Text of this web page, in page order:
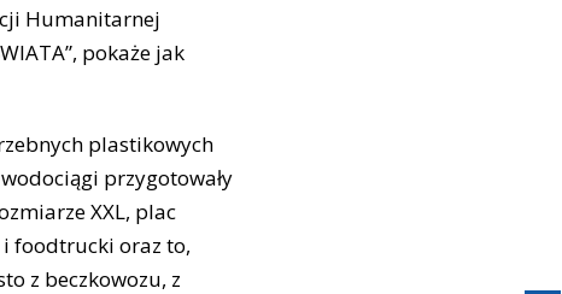
Humanitarnej
pokaże jak
plastikowych
przygotowały
XXL, plac
foodtrucki oraz to,
z beczkowozu, z